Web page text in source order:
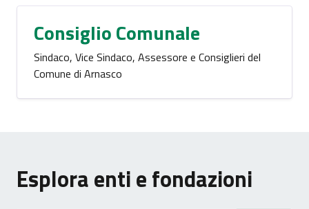
Consiglio Comunale
Sindaco, Vice Sindaco, Assessore e Consiglieri del
Comune di Arnasco
Esplora enti e fondazioni